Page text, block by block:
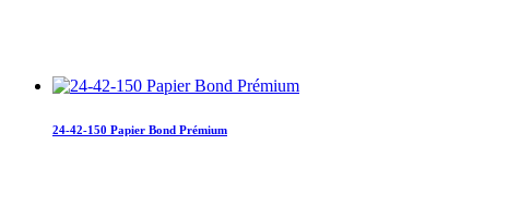
24-42-150 Papier Bond Prémium